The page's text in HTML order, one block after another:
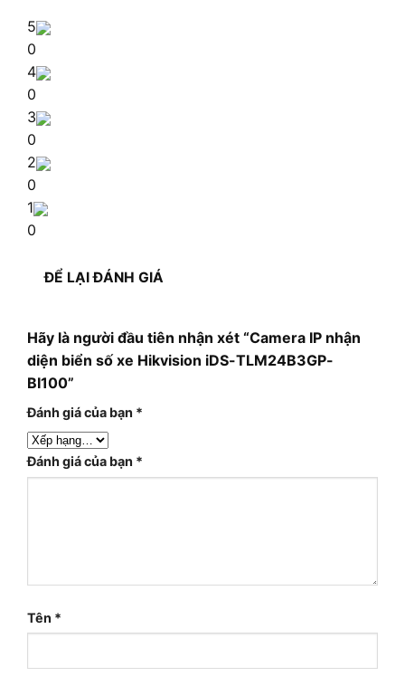
5
0
4
0
3
0
2
0
1
0
ĐỂ LẠI ĐÁNH GIÁ
Hãy là người đầu tiên nhận xét “Camera IP nhận
diện biển số xe Hikvision iDS-TLM24B3GP-
BI100”
Đánh giá của bạn *
Đánh giá của bạn *
Tên *